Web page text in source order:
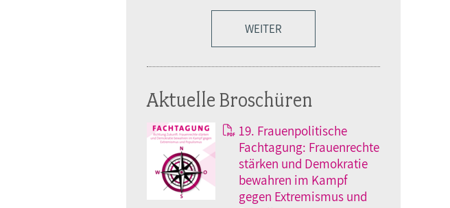
WEITER
Aktuelle Broschüren
19. Frauenpolitische
Fachtagung: Frauenrechte
stärken und Demokratie
bewahren im Kampf
gegen Extremismus und